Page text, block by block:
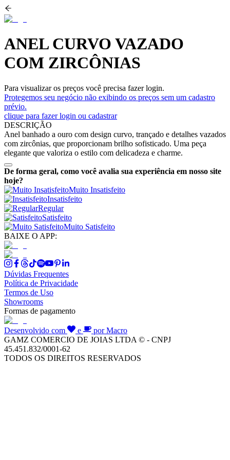
ANEL CURVO VAZADO
COM ZIRCÔNIAS
Para visualizar os preços você precisa fazer login.
Protegemos seu negócio não exibindo os preços sem um cadastro
prévio.
clique para fazer login ou cadastrar
DESCRIÇÃO
Anel banhado a ouro com design curvo, trançado e detalhes vazados
com zircônias, que proporcionam brilho sofisticado. Uma peça
elegante que valoriza o estilo com delicadeza e charme.
De forma geral, como você avalia sua experiência em nosso site
hoje?
Muito Insatisfeito
Insatisfeito
Regular
Satisfeito
Muito Satisfeito
BAIXE O APP:
Dúvidas Frequentes
Política de Privacidade
Termos de Uso
Showrooms
Formas de pagamento
Desenvolvido com e
por Macro
GAMZ COMERCIO DE JOIAS LTDA © - CNPJ
45.451.832/0001-62
TODOS OS DIREITOS RESERVADOS